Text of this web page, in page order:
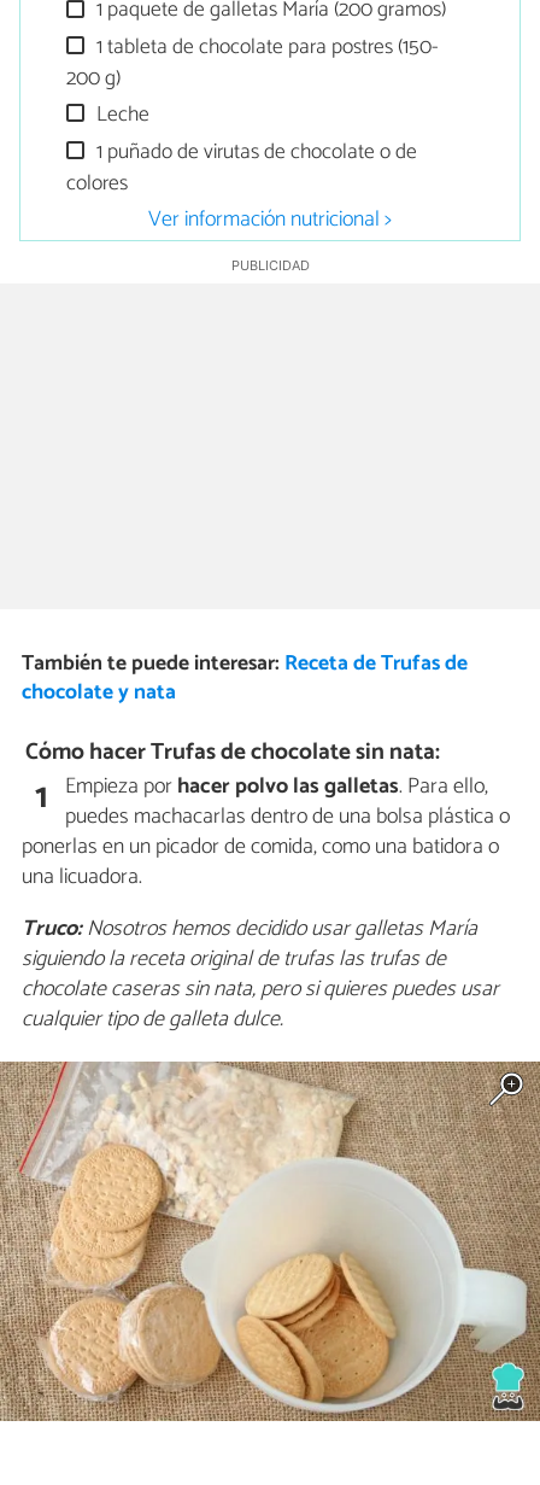
1 paquete de galletas María (200 gramos)
1 tableta de chocolate para postres (150-
200 g)
Leche
1 puñado de virutas de chocolate o de
colores
Ver información nutricional >
También te puede interesar: Receta de Trufas de
chocolate y nata
Cómo hacer Trufas de chocolate sin nata:
1 Empieza porhacer polvo las galletas. Para ello,
puedes machacarlas dentro de una bolsa plástica o
ponerlas en un picador de comida, como una batidora o
una licuadora.
Truco:Nosotros hemos decidido usar galletas María
siguiendo la receta original de trufas las trufas de
chocolate caseras sin nata, pero si quieres puedes usar
cualquier tipo de galleta dulce.